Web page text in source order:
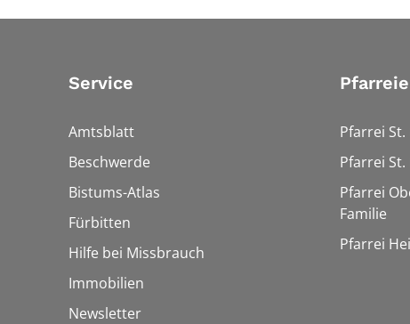
Service
Amtsblatt
Beschwerde
Bistums-Atlas
Fürbitten
Hilfe bei Missbrauch
Immobilien
Newsletter
Pfarrei
Pfarrei
Pfarrei
Familie
Pfarrei